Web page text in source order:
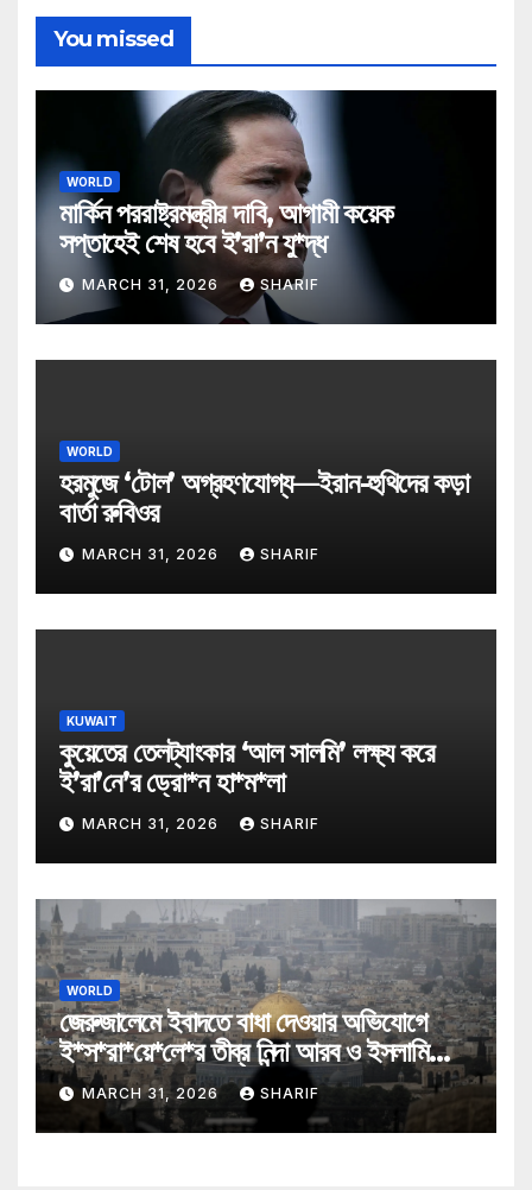
You missed
WORLD
মার্কিন পররাষ্ট্রমন্ত্রীর দাবি, আগামী কয়েক
সপ্তাহেই শেষ হবে ই’রা’ন যু*দ্ধ
MARCH 31, 2026 SHARIF
WORLD
হরমুজে ‘টোল’ অগ্রহণযোগ্য—ইরান-হুথিদের কড়া
বার্তা রুবিওর
MARCH 31, 2026 SHARIF
KUWAIT
কুয়েতের তেলট্যাংকার ‘আল সালমি’ লক্ষ্য করে
ই’রা’নে’র ড্রো*ন হা*ম*লা
MARCH 31, 2026 SHARIF
WORLD
জেরুজালেমে ইবাদতে বাধা দেওয়ার অভিযোগে
ই*স*রা*য়ে*লে*র তীব্র নিন্দা আরব ও ইসলামি
মন্ত্রীদের
MARCH 31, 2026 SHARIF